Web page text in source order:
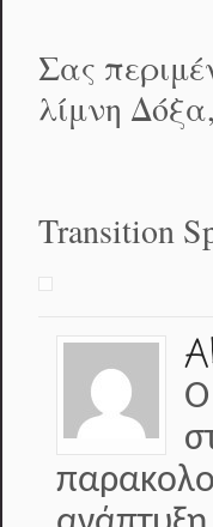
Σας
λίμνη
Transition
Ο